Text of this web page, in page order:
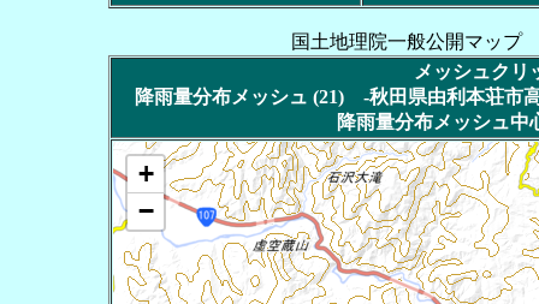
国土地理院一般公開マップ
メッシュクリ
降雨量分布メッシュ (21) -秋田県由利本荘
降雨量分布メッシュ
+
−